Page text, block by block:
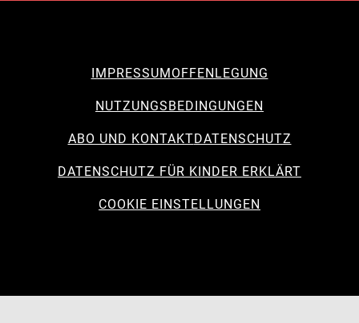
IMPRESSUMOFFENLEGUNG
NUTZUNGSBEDINGUNGEN
ABO UND KONTAKTDATENSCHUTZ
DATENSCHUTZ FÜR KINDER ERKLÄRT
COOKIE EINSTELLUNGEN